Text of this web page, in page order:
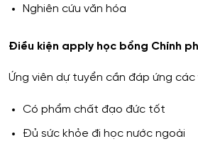
Nghiên cứu văn hóa
Điều kiện apply học bổng Chính
Ứng viên dự tuyển cần đáp ứng
Có phẩm chất đạo đức tốt
Đủ sức khỏe đi học nước ngoài